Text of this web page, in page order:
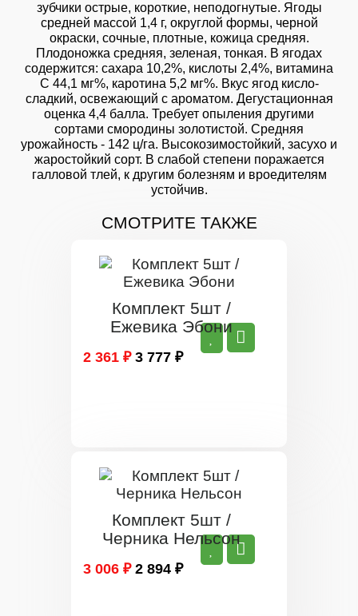
зубчики острые, короткие, неподогнутые. Ягоды
средней массой 1,4 г, округлой формы, черной
окраски, сочные, плотные, кожица средняя.
Плодоножка средняя, зеленая, тонкая. В ягодах
содержится: сахара 10,2%, кислоты 2,4%, витамина
С 44,1 мг%, каротина 5,2 мг%. Вкус ягод кисло-
сладкий, освежающий с ароматом. Дегустационная
оценка 4,4 балла. Требует опыления другими
сортами смородины золотистой. Средняя
урожайность - 142 ц/га. Высокозимостойкий, засухо и
жаростойкий сорт. В слабой степени поражается
галловой тлей, к другим болезням и вроедителям
устойчив.
СМОТРИТЕ ТАКЖЕ
Комплект 5шт /
Ежевика Эбони
2 361 ₽ 3 777 ₽
Комплект 5шт /
Черника Нельсон
3 006 ₽ 2 894 ₽